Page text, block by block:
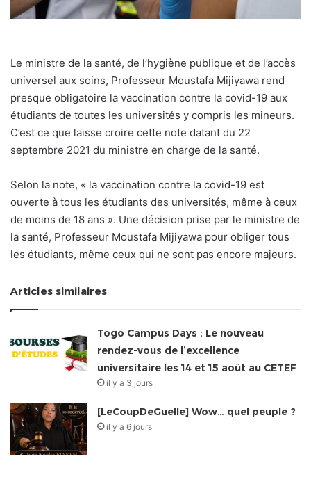
Le ministre de la santé, de l’hygiène publique et de l’accès
universel aux soins, Professeur Moustafa Mijiyawa rend
presque obligatoire la vaccination contre la covid-19 aux
étudiants de toutes les universités y compris les mineurs.
C’est ce que laisse croire cette note datant du 22
septembre 2021 du ministre en charge de la santé.
Selon la note, « la vaccination contre la covid-19 est
ouverte à tous les étudiants des universités, même à ceux
de moins de 18 ans ». Une décision prise par le ministre de
la santé, Professeur Moustafa Mijiyawa pour obliger tous
les étudiants, même ceux qui ne sont pas encore majeurs.
Articles similaires
Togo Campus Days : Le nouveau
rendez-vous de l’excellence
universitaire les 14 et 15 août au CETEF
il y a 3 jours
[LeCoupDeGuelle] Wow… quel peuple ?
il y a 6 jours